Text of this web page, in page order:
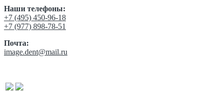
Наши телефоны:
‎+7 (495) 450-96-18
+7 (977) 898-78-51
Почта:
image.dent@mail.ru